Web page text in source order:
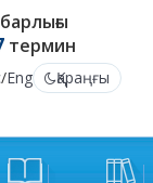
термин
/Eng
Қараңғы